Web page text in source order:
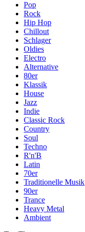
Pop
Rock
Hip Hop
Chillout
Schlager
Oldies
Electro
Alternative
80er
Klassik
House
Jazz
Indie
Classic Rock
Country
Soul
Techno
R'n'B
Latin
70er
Traditionelle Musik
90er
Trance
Heavy Metal
Ambient